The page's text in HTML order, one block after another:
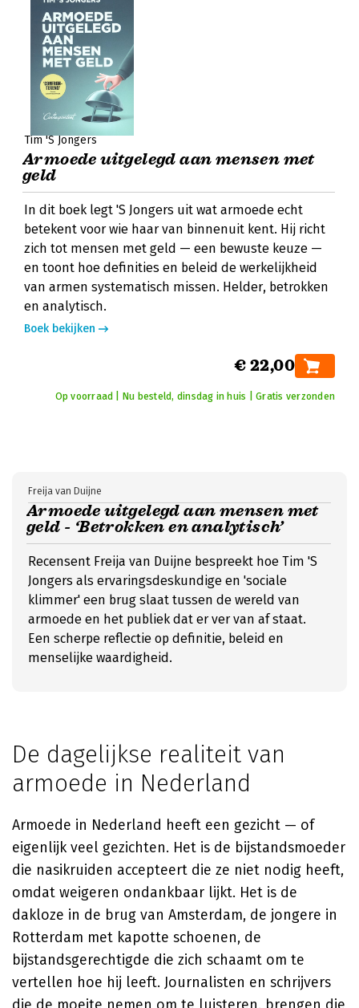
Tim 'S Jongers
Armoede uitgelegd aan mensen met
geld
In dit boek legt 'S Jongers uit wat armoede echt
betekent voor wie haar van binnenuit kent. Hij richt
zich tot mensen met geld — een bewuste keuze —
en toont hoe definities en beleid de werkelijkheid
van armen systematisch missen. Helder, betrokken
en analytisch.
Boek bekijken
€ 22,00
Op voorraad | Nu besteld, dinsdag in huis | Gratis verzonden
Armoede uitgelegd aan mensen met
geld - ‘Betrokken en analytisch’
Freija van Duijne
Recensent Freija van Duijne bespreekt hoe Tim 'S
Jongers als ervaringsdeskundige en 'sociale
klimmer' een brug slaat tussen de wereld van
armoede en het publiek dat er ver van af staat.
Een scherpe reflectie op definitie, beleid en
menselijke waardigheid.
De dagelijkse realiteit van
armoede in Nederland
Armoede in Nederland heeft een gezicht — of
eigenlijk veel gezichten. Het is de bijstandsmoeder
die nasikruiden accepteert die ze niet nodig heeft,
omdat weigeren ondankbaar lijkt. Het is de
dakloze in de brug van Amsterdam, de jongere in
Rotterdam met kapotte schoenen, de
bijstandsgerechtigde die zich schaamt om te
vertellen hoe hij leeft. Journalisten en schrijvers